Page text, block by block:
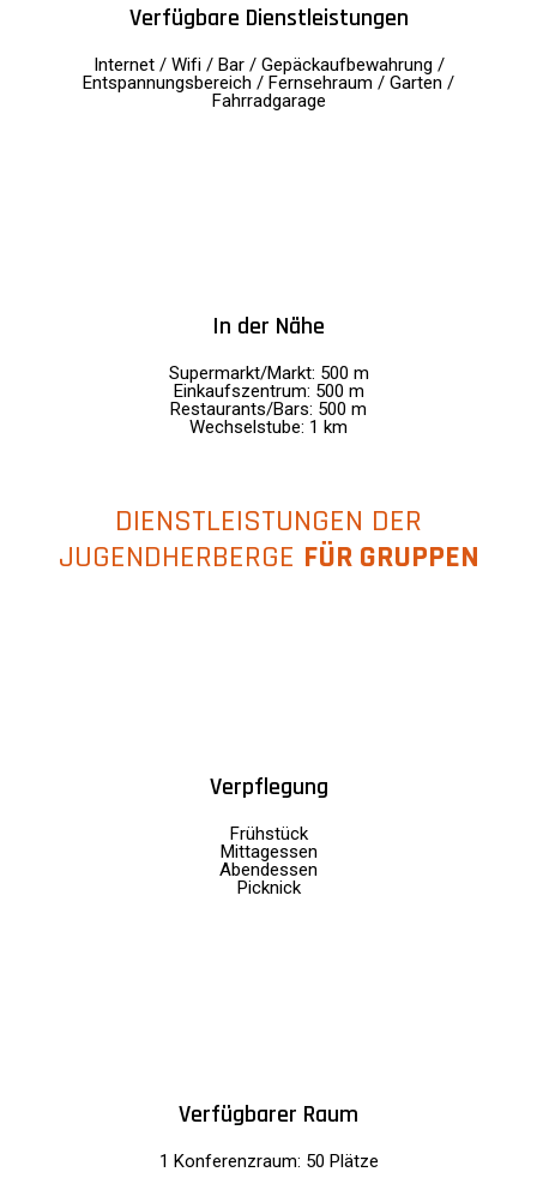
Verfügbare Dienstleistungen
Internet / Wifi / Bar / Gepäckaufbewahrung /
Entspannungsbereich / Fernsehraum / Garten /
Fahrradgarage
In der Nähe
Supermarkt/Markt: 500 m
Einkaufszentrum: 500 m
Restaurants/Bars: 500 m
Wechselstube: 1 km
DIENSTLEISTUNGEN DER
JUGENDHERBERGE FÜR GRUPPEN
Verpflegung
Frühstück
Mittagessen
Abendessen
Picknick
Verfügbarer Raum
1 Konferenzraum: 50 Plätze